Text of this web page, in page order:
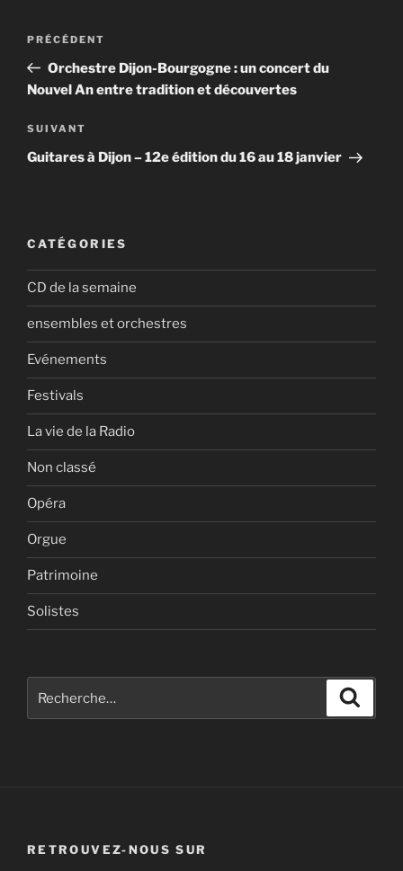
Navigation
l’article
Article
précédent
PRÉCÉDENT
Orchestre Dijon-Bourgogne : un concert du
Nouvel An entre tradition et découvertes
Article
suivant
SUIVANT
Guitares à Dijon – 12e édition du 16 au 18 janvier
CATÉGORIES
CD de la semaine
ensembles et orchestres
Evénements
Festivals
La vie de la Radio
Non classé
Opéra
Orgue
Patrimoine
Solistes
pour
RETROUVEZ-NOUS SUR